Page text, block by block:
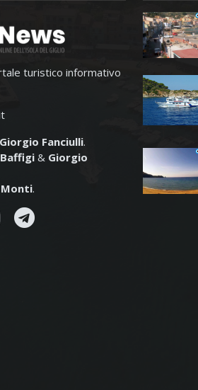
turistico informativo
Giorgio Fanciulli.
& Giorgio
Monti.